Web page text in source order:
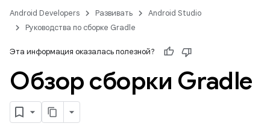
Android Developers Развивать
Android Studio
Руководства по сборке Gradle
Эта информация оказалась полезной?
Обзор сборки Gradle